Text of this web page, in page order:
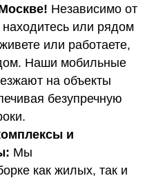
Независимо от
или рядом
или работаете,
Наши мобильные
на объекты
безупречную
и
Мы
как жилых, так и